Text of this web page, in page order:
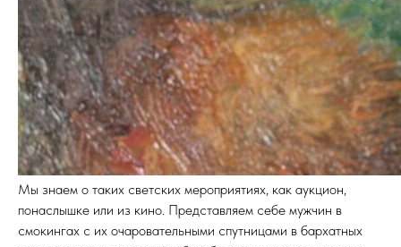
Мы знаем о таких светских мероприятиях, как аукцион,
понаслышке или из кино. Представляем себе мужчин в
смокингах с их очаровательными спутницами в бархатных